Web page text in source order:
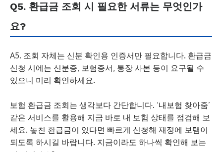
Q5. 환급금 조회 시 필요한 서류는 무엇인가
요?
A5. 조회 자체는 신분 확인용 인증서만 필요합니다. 환급금
신청 시에는 신분증, 보험증서, 통장 사본 등이 요구될 수
있으니 미리 확인하세요.
보험 환급금 조회는 생각보다 간단합니다. ‘내보험 찾아줌’
같은 서비스를 활용해 지금 바로 내 보험 상태를 점검해 보
세요. 놓친 환급금이 있다면 빠르게 신청해 재정에 보탬이
되도록 하시길 바랍니다. 지금이라도 하나씩 확인해 보는